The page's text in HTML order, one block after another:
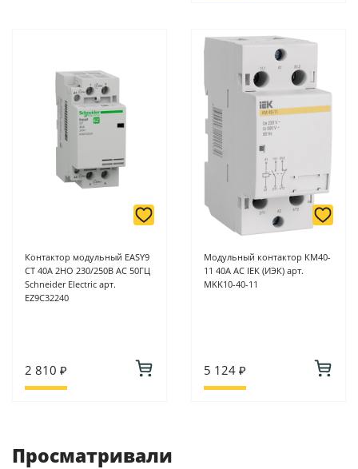
Контактор модульный EASY9
CT 40A 2НО 230/250В АС 50ГЦ
Schneider Electric арт.
EZ9C32240
2 810 ₽
Модульный контактор КМ40-
11 40А AC IEK (ИЭК) арт.
MKK10-40-11
5 124 ₽
Просматривали